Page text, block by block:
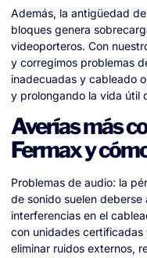
Además, la antigüedad
bloques genera
videoporteros. Con
y corregimos problemas
inadecuadas y cableado
y prolongando la vida útil
Averías más
Fermax y
Problemas de audio: la
de sonido suelen
interferencias en el
con unidades certificadas
eliminar ruidos externos,